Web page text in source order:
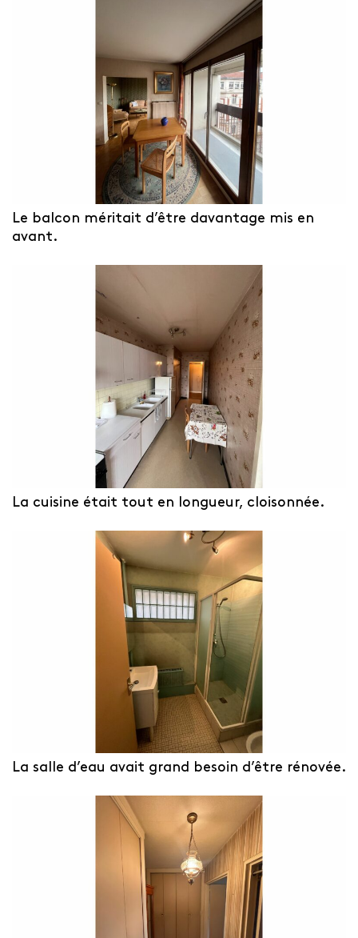
Le balcon méritait d’être davantage mis en
avant.
La cuisine était tout en longueur, cloisonnée.
La salle d’eau avait grand besoin d’être rénovée.